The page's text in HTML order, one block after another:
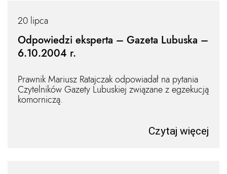
20 lipca
Odpowiedzi eksperta – Gazeta Lubuska –
6.10.2004 r.
Prawnik Mariusz Ratajczak odpowiadał na pytania
Czytelników Gazety Lubuskiej związane z egzekucją
komorniczą.
Czytaj więcej